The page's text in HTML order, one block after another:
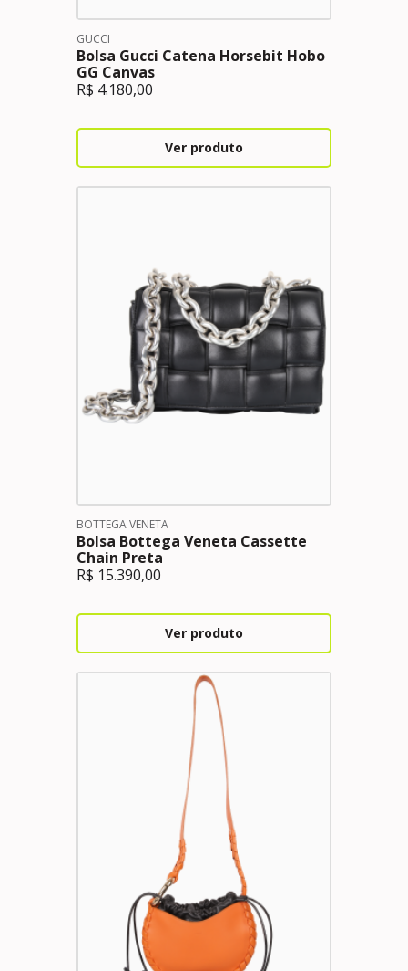
GUCCI
Bolsa Gucci Catena Horsebit Hobo
GG Canvas
R$ 4.180,00
Ver produto
BOTTEGA VENETA
Bolsa Bottega Veneta Cassette
Chain Preta
R$ 15.390,00
Ver produto